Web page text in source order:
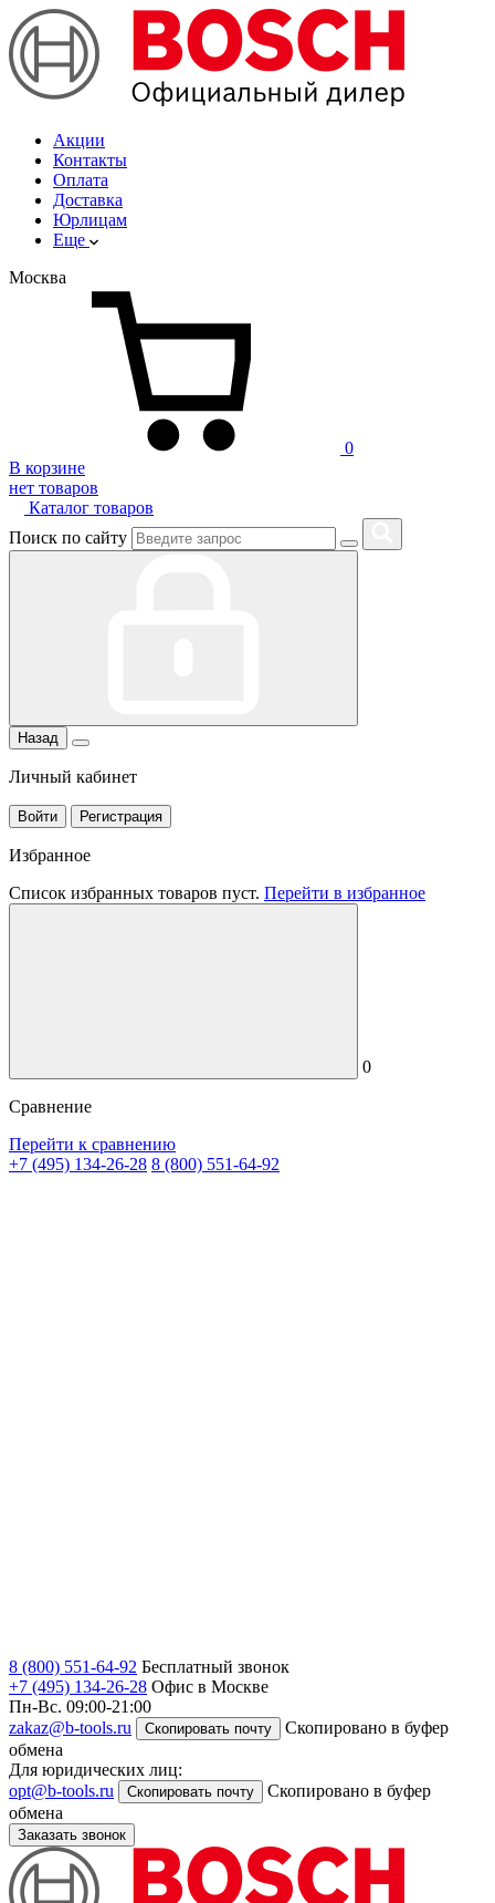
Акции
Контакты
Оплата
Доставка
Юрлицам
Еще
Москва
0
В корзине
нет товаров
Каталог товаров
Поиск по сайту
Назад
Личный кабинет
Войти Регистрация
Избранное
Список избранных товаров пуст. Перейти в избранное
0
Сравнение
Перейти к сравнению
+7 (495) 134-26-28 8 (800) 551-64-92
8 (800) 551-64-92 Бесплатный звонок
+7 (495) 134-26-28 Офис в Москве
Пн-Вс. 09:00-21:00
zakaz@b-tools.ru
Скопировать почту
Скопировано в буфер
обмена
Для юридических лиц:
opt@b-tools.ru
Скопировать почту
Скопировано в буфер
обмена
Заказать звонок